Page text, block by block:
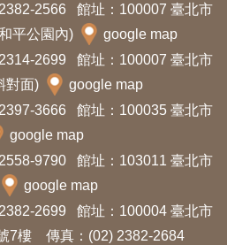
2566
館址：100007 臺北市
平公園內)
google map
2699
館址：100007 臺北市
對面)
google map
3666
館址：100035 臺北市
google map
9790
館址：103011 臺北市
google map
2699
館址：100004 臺北市
7樓 傳真：(02) 2382-2684